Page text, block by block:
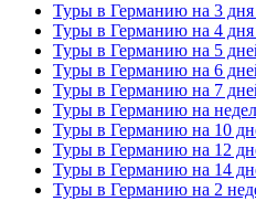
Туры в Германию на 3
Туры в Германию на 4
Туры в Германию на 5
Туры в Германию на 6
Туры в Германию на 7
Туры в Германию на
Туры в Германию на 10
Туры в Германию на 12
Туры в Германию на 14
Туры в Германию на 2